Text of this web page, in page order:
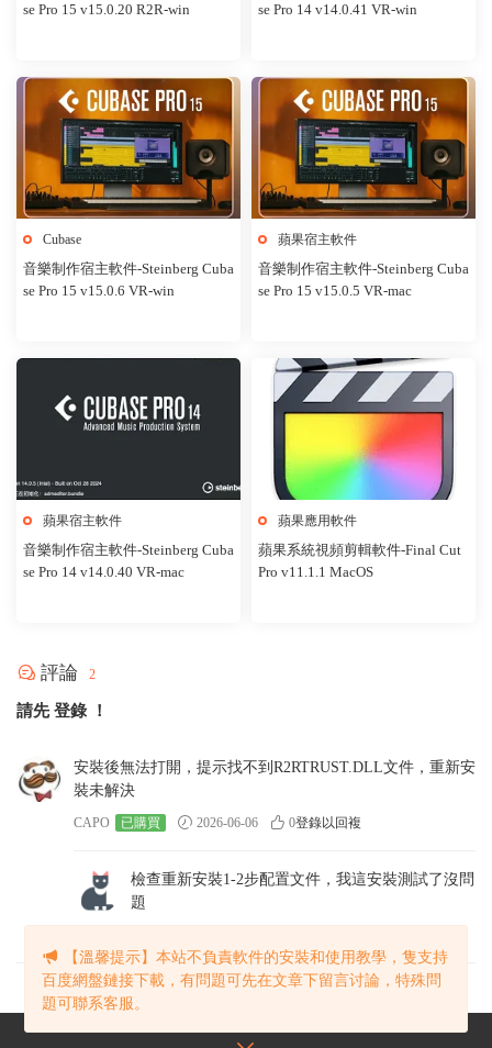
se Pro 15 v15.0.20 R2R-win
se Pro 14 v14.0.41 VR-win
Cubase
音樂制作宿主軟件-Steinberg Cuba
se Pro 15 v15.0.6 VR-win
蘋果宿主軟件
音樂制作宿主軟件-Steinberg Cuba
se Pro 15 v15.0.5 VR-mac
蘋果宿主軟件
音樂制作宿主軟件-Steinberg Cuba
se Pro 14 v14.0.40 VR-mac
蘋果應用軟件
蘋果系統視頻剪輯軟件-Final Cut
Pro v11.1.1 MacOS
評論 2
請先登錄！
安裝後無法打開，提示找不到R2RTRUST.DLL文件，重新安
裝未解決
CAPO 已購買 2026-06-06 0登錄以回複
檢查重新安裝1-2步配置文件，我這安裝測試了沒問
題
【溫馨提示】本站不負責軟件的安裝和使用教學，隻支持
百度網盤鏈接下載，有問題可先在文章下留言讨論，特殊問
題可聯系客服。